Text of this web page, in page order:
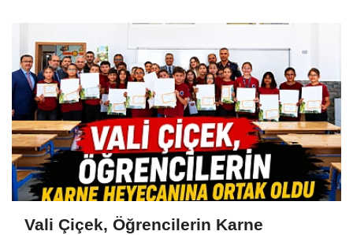
Vali Çiçek, Öğrencilerin Karne